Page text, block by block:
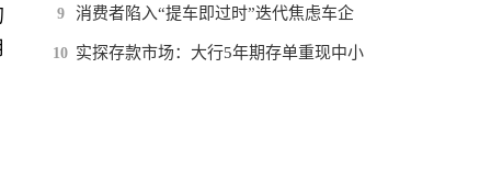
9 消费者陷入“提车即过时”迭代焦虑车企
10 实探存款市场：大行5年期存单重现中小